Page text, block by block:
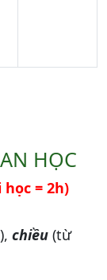
HỌC
học = 2h)
chiều (từ